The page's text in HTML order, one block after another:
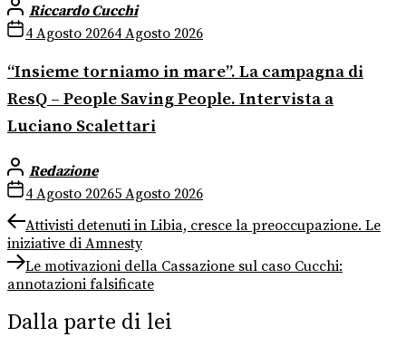
Riccardo Cucchi
4 Agosto 20264 Agosto 2026
“Insieme torniamo in mare”. La campagna di
ResQ – People Saving People. Intervista a
Luciano Scalettari
Redazione
4 Agosto 20265 Agosto 2026
Navigazione
articoli
Previous
post:
Attivisti detenuti in Libia, cresce la preoccupazione. Le
iniziative di Amnesty
Next
post:
Le motivazioni della Cassazione sul caso Cucchi:
annotazioni falsificate
Dalla parte di lei